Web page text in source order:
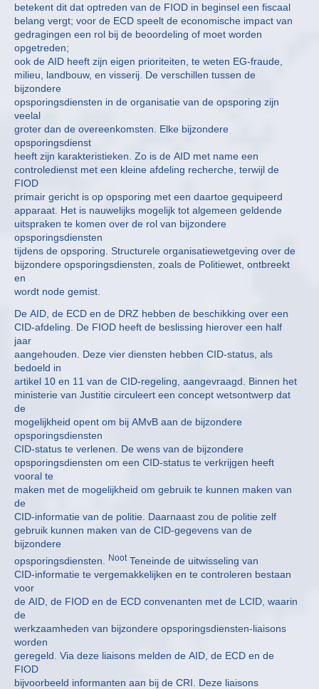
betekent dit dat optreden van de FIOD in beginsel een fiscaal
belang vergt; voor de ECD speelt de economische impact van
gedragingen een rol bij de beoordeling of moet worden
opgetreden;
ook de AID heeft zijn eigen prioriteiten, te weten EG-fraude,
milieu, landbouw, en visserij. De verschillen tussen de
bijzondere
opsporingsdiensten in de organisatie van de opsporing zijn
veelal
groter dan de overeenkomsten. Elke bijzondere
opsporingsdienst
heeft zijn karakteristieken. Zo is de AID met name een
controledienst met een kleine afdeling recherche, terwijl de
FIOD
primair gericht is op opsporing met een daartoe gequipeerd
apparaat. Het is nauwelijks mogelijk tot algemeen geldende
uitspraken te komen over de rol van bijzondere
opsporingsdiensten
tijdens de opsporing. Structurele organisatiewetgeving over de
bijzondere opsporingsdiensten, zoals de Politiewet, ontbreekt
en
wordt node gemist.
De AID, de ECD en de DRZ hebben de beschikking over een
CID-afdeling. De FIOD heeft de beslissing hierover een half
jaar
aangehouden. Deze vier diensten hebben CID-status, als
bedoeld in
artikel 10 en 11 van de CID-regeling, aangevraagd. Binnen het
ministerie van Justitie circuleert een concept wetsontwerp dat
de
mogelijkheid opent om bij AMvB aan de bijzondere
opsporingsdiensten
CID-status te verlenen. De wens van de bijzondere
opsporingsdiensten om een CID-status te verkrijgen heeft
vooral te
maken met de mogelijkheid om gebruik te kunnen maken van
de
CID-informatie van de politie. Daarnaast zou de politie zelf
gebruik kunnen maken van de CID-gegevens van de
bijzondere
opsporingsdiensten.
NootTeneinde de uitwisseling van
CID-informatie te vergemakkelijken en te controleren bestaan
voor
de AID, de FIOD en de ECD convenanten met de LCID, waarin
de
werkzaamheden van bijzondere opsporingsdiensten-liaisons
worden
geregeld. Via deze liaisons melden de AID, de ECD en de
FIOD
bijvoorbeeld informanten aan bij de CRI. Deze liaisons